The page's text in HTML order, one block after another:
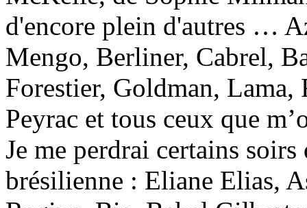
d'encore plein d'autres …
Mengo, Berliner, Cabrel,
Forestier, Goldman, Lama,
Peyrac et tous ceux que
Je me perdrai certains
brésilienne : Eliane Elias,